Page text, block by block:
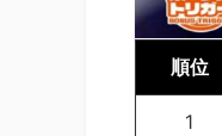
順位
1